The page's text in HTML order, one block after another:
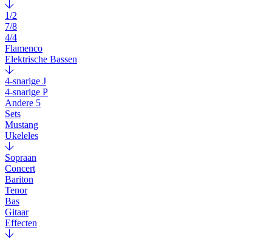
1/2
7/8
4/4
Flamenco
Elektrische Bassen
4-snarige J
4-snarige P
Andere 5
Sets
Mustang
Ukeleles
Sopraan
Concert
Bariton
Tenor
Bas
Gitaar
Effecten